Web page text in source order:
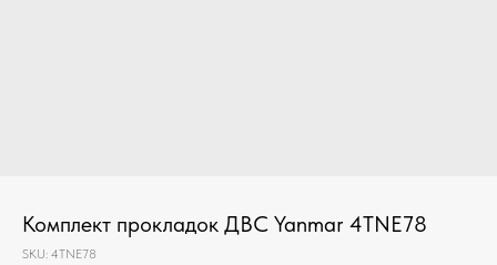
Комплект прокладок ДВС Yanmar 4TNE78
SKU: 4TNE78